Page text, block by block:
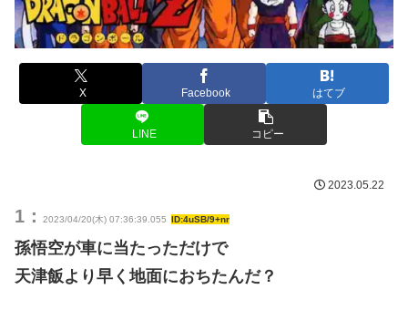
X Facebook はてブ
LINE コピー
2023.05.22
1： 2023/04/20(木) 07:36:39.055 ID:4uSB/9+nr
孫悟空が車に当たっただけで
天津飯より早く地面におちたんだ？